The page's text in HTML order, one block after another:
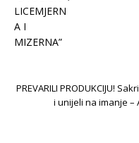
PREVARILI PRODUKCIJU!
i unijeli na imanje